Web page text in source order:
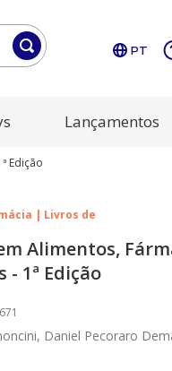
PT
Lançamentos
Edição
| Livros de
Alimentos,
1ª Edição
Daniel Pecoraro